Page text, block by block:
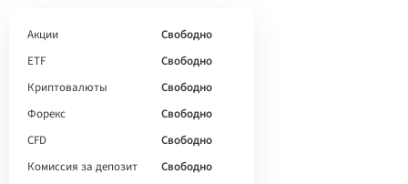
Акции
Свободно
ETF
Свободно
Криптовалюты
Свободно
Форекс
Свободно
CFD
Свободно
Комиссия за депозит
Свободно